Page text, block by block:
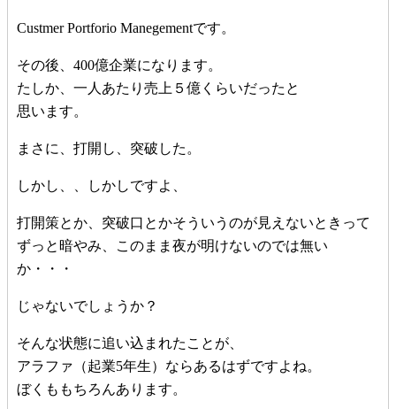
Custmer Portforio Manegementです。
その後、400億企業になります。
たしか、一人あたり売上５億くらいだったと
思います。
まさに、打開し、突破した。
しかし、、しかしですよ、
打開策とか、突破口とかそういうのが見えないときって
ずっと暗やみ、このまま夜が明けないのでは無い
か・・・
じゃないでしょうか？
そんな状態に追い込まれたことが、
アラファ（起業5年生）ならあるはずですよね。
ぼくももちろんあります。